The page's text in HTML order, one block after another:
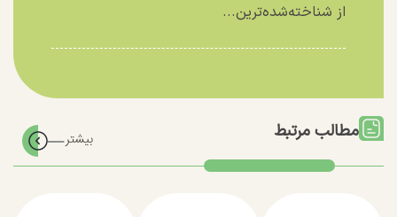
از شناخته‌شده‌ترین...
مطالب مرتبط